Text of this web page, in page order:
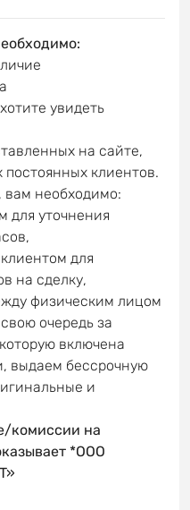
увидеть
на сайте,
клиентов.
вам необходимо:
для уточнения
для
на сделку,
физическим лицом
очередь за
включена
выдаем бессрочную
и
комиссии на
*OOO